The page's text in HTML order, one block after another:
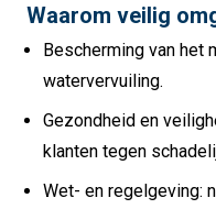
Waarom veilig
Bescherming van het
watervervuiling.
Gezondheid en
klanten tegen
Wet- en regelgeving: